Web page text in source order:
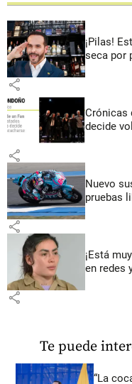
¡Pilas!
seca por
share
Crónicas
decide
share
Nuevo
pruebas
share
¡Está
en redes
share
Te puede
“La